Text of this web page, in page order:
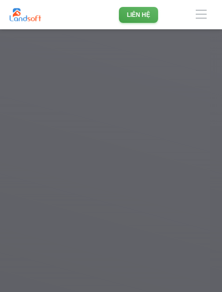
Phần mềm quản lý doanh nghiệp Bất động sản hàng đầu
Việt Nam
LIÊN HỆ